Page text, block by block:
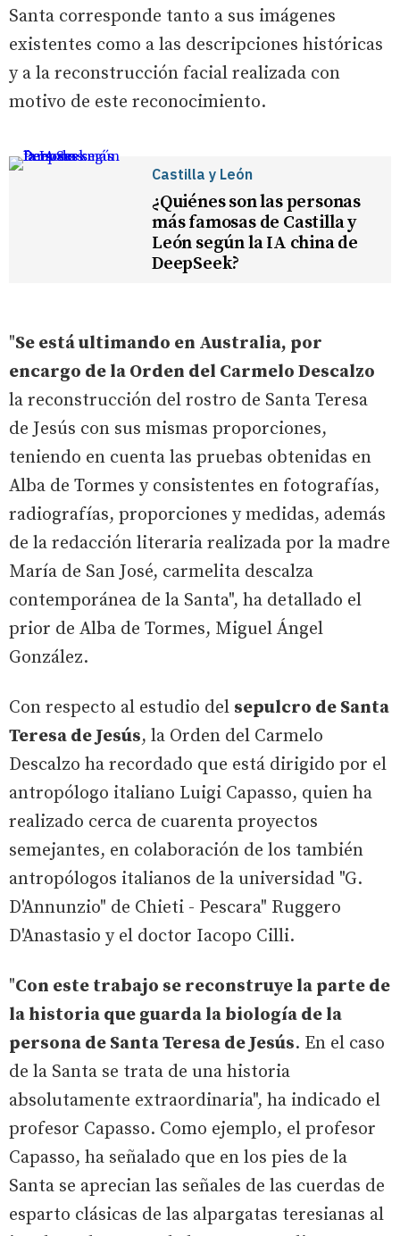
Santa corresponde tanto a sus imágenes
existentes como a las descripciones históricas
y a la reconstrucción facial realizada con
motivo de este reconocimiento.
Castilla y León
¿Quiénes son las personas
más famosas de Castilla y
León según la IA china de
DeepSeek?
"Se está ultimando en Australia, por
encargo de la Orden del Carmelo Descalzo
la reconstrucción del rostro de Santa Teresa
de Jesús con sus mismas proporciones,
teniendo en cuenta las pruebas obtenidas en
Alba de Tormes y consistentes en fotografías,
radiografías, proporciones y medidas, además
de la redacción literaria realizada por la madre
María de San José, carmelita descalza
contemporánea de la Santa", ha detallado el
prior de Alba de Tormes, Miguel Ángel
González.
Con respecto al estudio del sepulcro de Santa
Teresa de Jesús, la Orden del Carmelo
Descalzo ha recordado que está dirigido por el
antropólogo italiano Luigi Capasso, quien ha
realizado cerca de cuarenta proyectos
semejantes, en colaboración de los también
antropólogos italianos de la universidad "G.
D'Annunzio" de Chieti - Pescara" Ruggero
D'Anastasio y el doctor Iacopo Cilli.
"Con este trabajo se reconstruye la parte de
la historia que guarda la biología de la
persona de Santa Teresa de Jesús. En el caso
de la Santa se trata de una historia
absolutamente extraordinaria", ha indicado el
profesor Capasso. Como ejemplo, el profesor
Capasso, ha señalado que en los pies de la
Santa se aprecian las señales de las cuerdas de
esparto clásicas de las alpargatas teresianas al